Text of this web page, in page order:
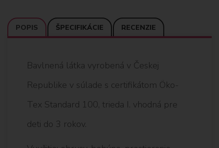
POPIS ŠPECIFIKÁCIE RECENZIE
Bavlnená látka vyrobená v Českej
Republike v súlade s certifikátom Öko-
Tex Standard 100, trieda I. vhodná pre
deti do 3 rokov.